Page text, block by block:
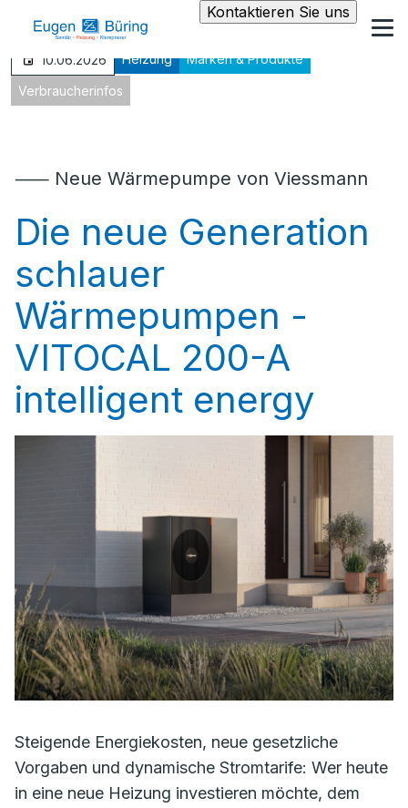
Kontaktieren Sie uns
10.06.2026 Heizung Marken & Produkte
Verbraucherinfos
⸺ Neue Wärmepumpe von Viessmann
Die neue Generation
schlauer
Wärmepumpen -
VITOCAL 200-A
intelligent energy
Steigende Energiekosten, neue gesetzliche
Vorgaben und dynamische Stromtarife: Wer heute
in eine neue Heizung investieren möchte, dem